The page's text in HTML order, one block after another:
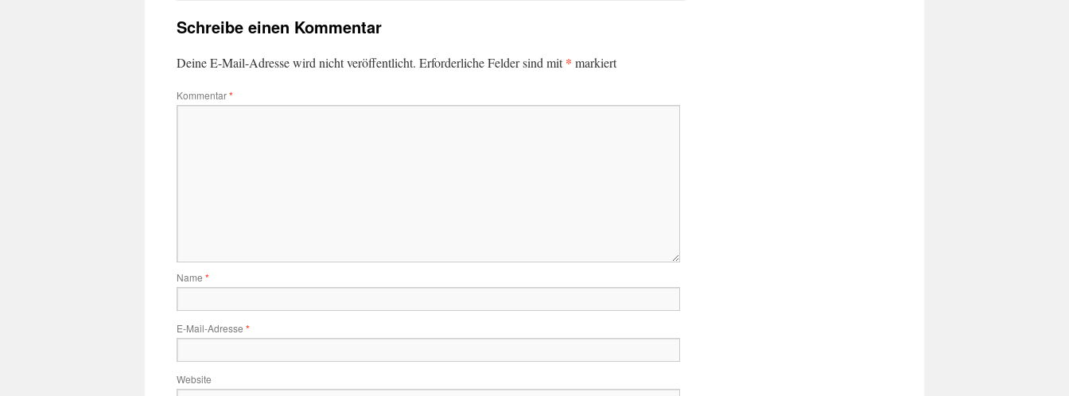
Schreibe einen Kommentar
Deine E-Mail-Adresse wird nicht veröffentlicht. Erforderliche Felder sind mit* markiert
Kommentar*
Name *
E-Mail-Adresse *
Website